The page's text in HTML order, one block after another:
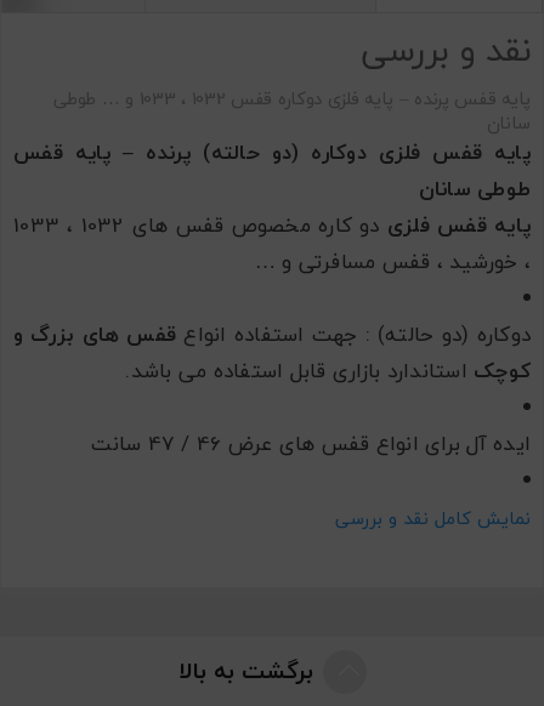
نقد و بررسی
پایه قفس پرنده – پایه فلزی دوکاره قفس 1032 ، 1033 و … طوطی
سانان
پایه قفس فلزی دوکاره (دو حالته) پرنده – پایه قفس
طوطی سانان
پایه قفس فلزی
دو کاره مخصوص قفس های 1032 ، 1033
، خورشید ، قفس مسافرتی و …
دوکاره (دو حالته) : جهت استفاده انواع قفس های بزرگ و
کوچک استاندارد بازاری قابل استفاده می باشد.
ایده آل برای انواع قفس های عرض 46 / 47 سانت
اندازه پایه :ارتفاع 62 سانت ،طول 46 عرض 46
با قابلیت مونتاژ و دمونتاژ شدن
نمایش کامل نقد و بررسی
برگشت به بالا